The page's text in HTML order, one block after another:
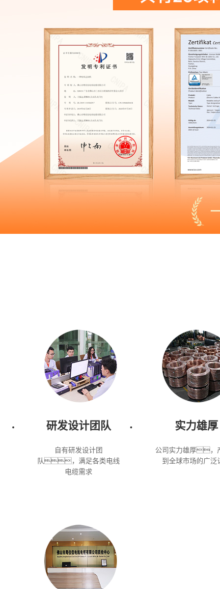
研发设计团队
自有研发设计团
队，满足各类电线
电缆需求
实力雄厚
公司实力雄厚，
到全球市场的广泛